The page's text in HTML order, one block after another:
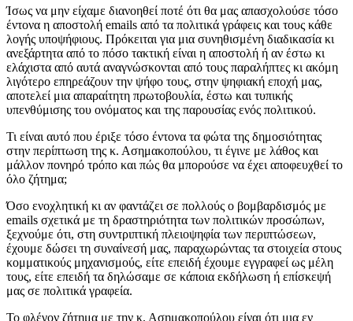
Ίσως να μην είχαμε διανοηθεί ποτέ ότι θα μας απασχολούσε τόσο
έντονα η αποστολή emails από τα πολιτικά γράφεις και τους κάθε
λογής υποψήφιους. Πρόκειται για μια συνηθισμένη διαδικασία κι
ανεξάρτητα από το πόσο τακτική είναι η αποστολή ή αν έστω κι
ελάχιστα από αυτά αναγνώσκονται από τους παραλήπτες κι ακόμη
λιγότερο επηρεάζουν την ψήφο τους, στην ψηφιακή εποχή μας,
αποτελεί μια απαραίτητη πρωτοβουλία, έστω και τυπικής
υπενθύμισης του ονόματος και της παρουσίας ενός πολιτικού.
Τι είναι αυτό που έριξε τόσο έντονα τα φώτα της δημοσιότητας
στην περίπτωση της κ. Ασημακοπούλου, τι έγινε με λάθος και
μάλλον πονηρό τρόπο και πώς θα μπορούσε να έχει αποφευχθεί το
όλο ζήτημα;
Όσο ενοχλητική κι αν φαντάζει σε πολλούς ο βομβαρδισμός με
emails σχετικά με τη δραστηριότητα των πολιτικών προσώπων,
ξεχνούμε ότι, στη συντριπτική πλειοψηφία των περιπτώσεων,
έχουμε δώσει τη συναίνεσή μας, παραχωρώντας τα στοιχεία στους
κομματικούς μηχανισμούς, είτε επειδή έχουμε εγγραφεί ως μέλη
τους, είτε επειδή τα δηλώσαμε σε κάποια εκδήλωση ή επίσκεψή
μας σε πολιτικά γραφεία.
Το φλέγον ζήτημα με την κ. Ασημακοπούλου είναι ότι μια εν